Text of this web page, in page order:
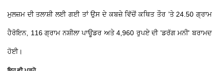
ਮੁਲਜ਼ਮ ਦੀ ਤਲਾਸ਼ੀ ਲਈ ਗਈ ਤਾਂ ਉਸ ਦੇ ਕਬਜ਼ੇ ਵਿੱਚੋਂ ਕਥਿਤ ਤੌਰ ’ਤੇ 24.50 ਗ੍ਰਾਮ
ਹੈਰੋਇਨ, 116 ਗ੍ਰਾਮ ਨਸ਼ੀਲਾ ਪਾਊਡਰ ਅਤੇ 4,960 ਰੁਪਏ ਦੀ 'ਡਰੱਗ ਮਨੀ' ਬਰਾਮਦ
ਹੋਈ।